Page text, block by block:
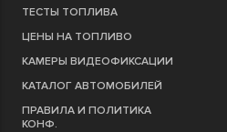
ТЕСТЫ ТОПЛИВА
ЦЕНЫ НА ТОПЛИВО
КАМЕРЫ ВИДЕОФИКСАЦИИ
КАТАЛОГ АВТОМОБИЛЕЙ
ПРАВИЛА И ПОЛИТИКА
КОНФ.